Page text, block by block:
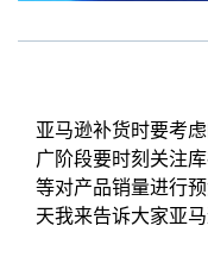
亚马逊补货时要考
广阶段要时刻关注
等对产品销量进行
天我来告诉大家亚